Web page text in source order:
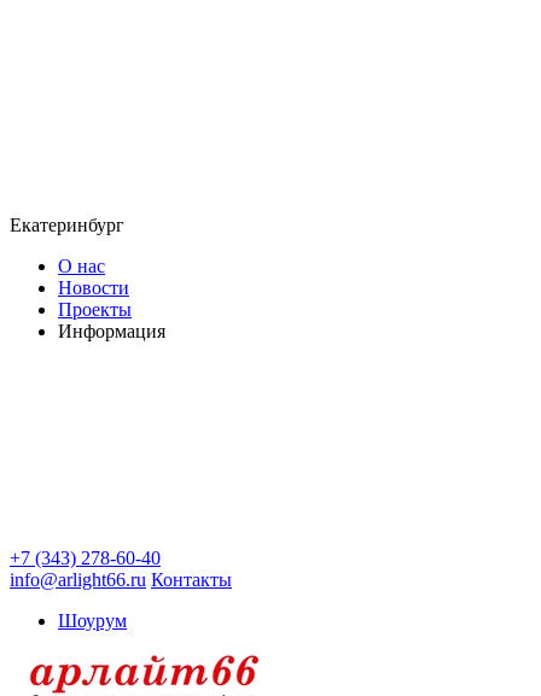
Екатеринбург
О нас
Новости
Проекты
Информация
+7 (343) 278-60-40
info@arlight66.ru Контакты
Шоурум